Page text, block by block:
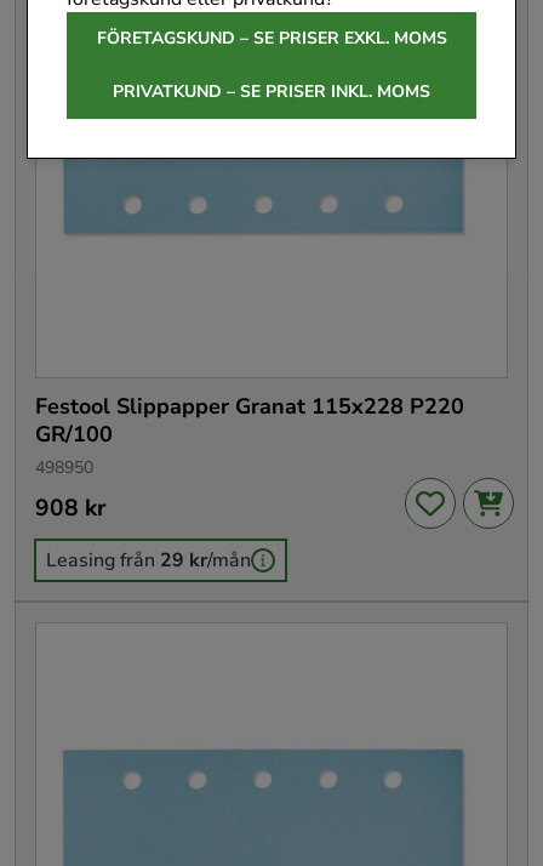
FÖRETAGSKUND – SE PRISER EXKL. MOMS
PRIVATKUND – SE PRISER INKL. MOMS
Festool Slippapper Granat 115x228 P220
GR/100
498950
Pris: 908 kr
908 kr
Leasing från 29 kr/mån